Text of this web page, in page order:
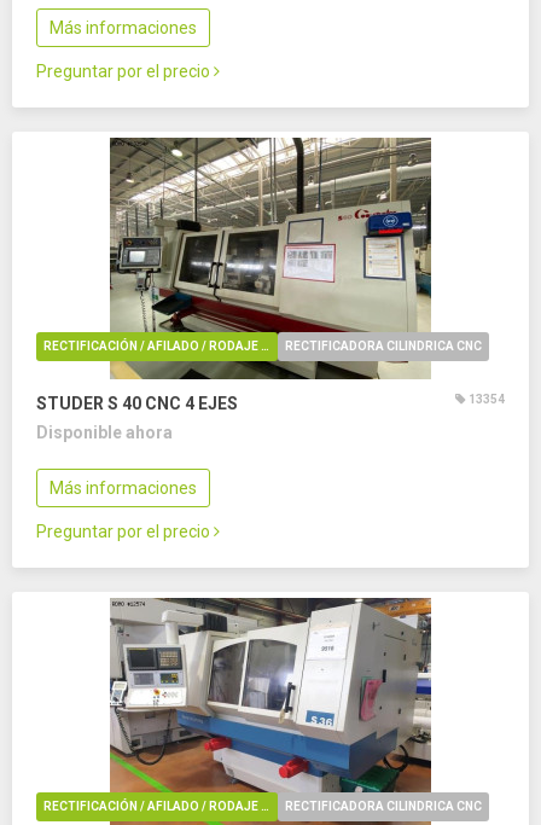
Más informaciones
Preguntar por el precio
RECTIFICACIÓN / AFILADO / RODAJE / REBARBADO / PULIDO RECTIFICADORA CILINDRICA CNC
STUDER S 40 CNC 4 EJES 13354
Disponible ahora
Más informaciones
Preguntar por el precio
RECTIFICACIÓN / AFILADO / RODAJE / REBARBADO / PULIDO RECTIFICADORA CILINDRICA CNC